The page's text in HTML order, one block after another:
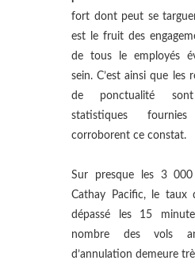
fort dont peut se
est le fruit des
de tous le employés
sein. C’est ainsi que les
de ponctualité
statistiques
corroborent ce constat.
Sur presque les 3
Cathay Pacific, le taux
dépassé les 15
nombre des vols
d’annulation demeure